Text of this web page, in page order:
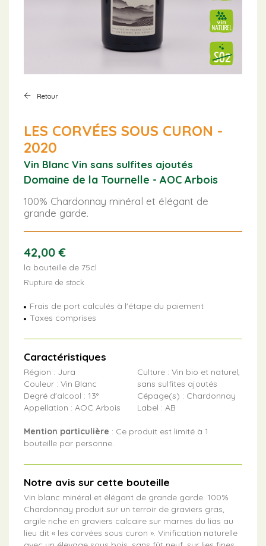
Retour
LES CORVÉES SOUS CURON -
2020
Vin Blanc Vin sans sulfites ajoutés
Domaine de la Tournelle - AOC Arbois
100% Chardonnay minéral et élégant de
grande garde.
42,00€
la bouteille de 75cl
Rupture de stock
Frais de port calculés à l'étape du paiement
Taxes comprises
Caractéristiques
Région : Jura
Couleur : Vin Blanc
Degré d'alcool : 13°
Appellation : AOC Arbois
Culture : Vin bio et naturel,
sans sulfites ajoutés
Cépage(s) : Chardonnay
Label : AB
Mention particulière : Ce produit est limité à 1
bouteille par personne.
Notre avis sur cette bouteille
Vin blanc minéral et élégant de grande garde. 100%
Chardonnay produit sur un terroir de graviers gras,
argile riche en graviers calcaire sur marnes du lias au
lieu dit « les corvées sous curon ». Vinification naturelle